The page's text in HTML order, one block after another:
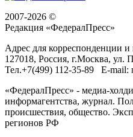
2007-2026 ©
Редакция «ФедералПресс»
Адрес для корреспонденции и
127018, Россия, г.Москва, ул.
Тел.+7(499) 112-35-89 E-mail:
«ФедералПресс» - медиа-
информагентства, журнал.
происшествия, общество.
регионов РФ